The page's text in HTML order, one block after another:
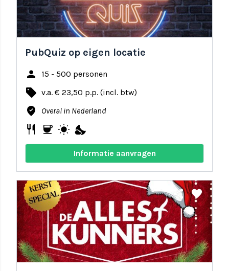
PubQuiz op eigen locatie
person 15 - 500 personen
local_offer v.a. € 23,50 p.p. (incl. btw)
where_to_vote Overal in Nederland
restaurant coffee wb_sunny nights_stay
Informatie aanvragen
share favorite